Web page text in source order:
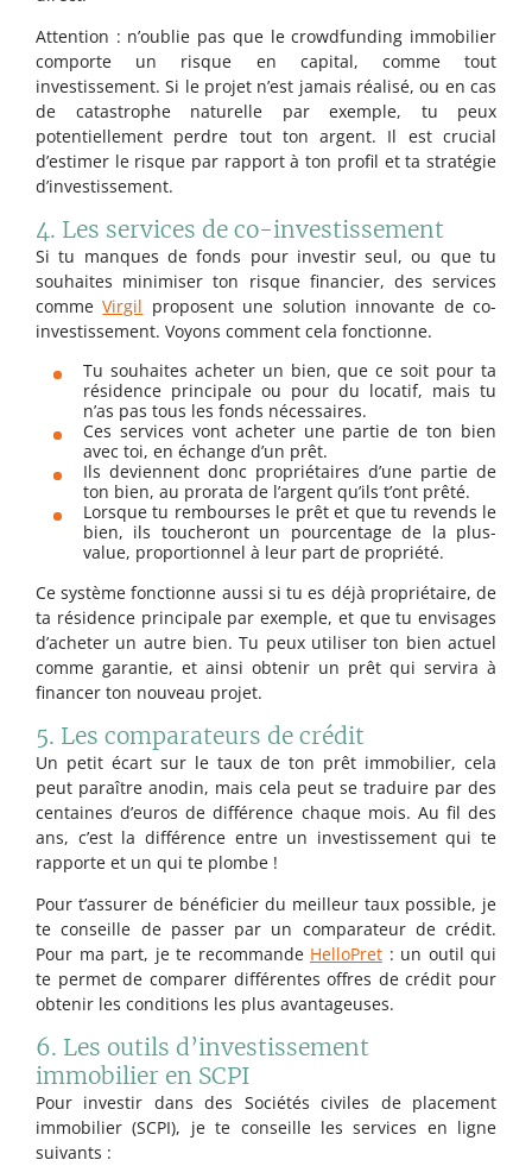
Attention : n’oublie pas que le crowdfunding immobilier
comporte un risque en capital, comme tout
investissement. Si le projet n’est jamais réalisé, ou en cas
de catastrophe naturelle par exemple, tu peux
potentiellement perdre tout ton argent. Il est crucial
d’estimer le risque par rapport à ton profil et ta stratégie
d’investissement.
4. Les services de co-investissement
Si tu manques de fonds pour investir seul, ou que tu
souhaites minimiser ton risque financier, des services
commeVirgil proposent une solution innovante de co-
investissement. Voyons comment cela fonctionne.
Tu souhaites acheter un bien, que ce soit pour ta
résidence principale ou pour du locatif, mais tu
n’as pas tous les fonds nécessaires.
Ces services vont acheter une partie de ton bien
avec toi, en échange d’un prêt.
Ils deviennent donc propriétaires d’une partie de
ton bien, au prorata de l’argent qu’ils t’ont prêté.
Lorsque tu rembourses le prêt et que tu revends le
bien, ils toucheront un pourcentage de la plus-
value, proportionnel à leur part de propriété.
Ce système fonctionne aussi si tu es déjà propriétaire, de
ta résidence principale par exemple, et que tu envisages
d’acheter un autre bien. Tu peux utiliser ton bien actuel
comme garantie, et ainsi obtenir un prêt qui servira à
financer ton nouveau projet.
5. Les comparateurs de crédit
Un petit écart sur le taux de ton prêt immobilier, cela
peut paraître anodin, mais cela peut se traduire par des
centaines d’euros de différence chaque mois. Au fil des
ans, c’est la différence entre un investissement qui te
rapporte et un qui te plombe !
Pour t’assurer de bénéficier du meilleur taux possible, je
te conseille de passer par un comparateur de crédit.
Pour ma part, je te recommande HelloPret : un outil qui
te permet de comparer différentes offres de crédit pour
obtenir les conditions les plus avantageuses.
6. Les outils d’investissement
immobilier en SCPI
Pour investir dans des Sociétés civiles de placement
immobilier (SCPI), je te conseille les services en ligne
suivants :